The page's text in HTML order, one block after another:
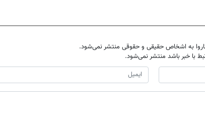
به اشخاص حقیقی و حقوقی منتشر نمی‌شود.
با خبر باشد منتشر نمی‌شود.